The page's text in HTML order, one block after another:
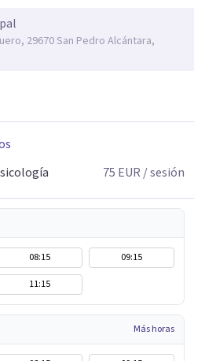
29670 San Pedro Alcántara,
75 EUR / sesión
08:15
09:15
11:15
Más horas